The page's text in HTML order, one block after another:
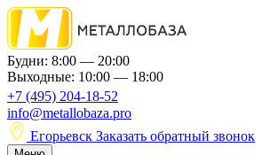
Будни: 8:00 — 20:00
Выходные: 10:00 — 18:00
+7 (495) 204-18-52
info@metallobaza.pro
Егорьевск Заказать обратный звонок